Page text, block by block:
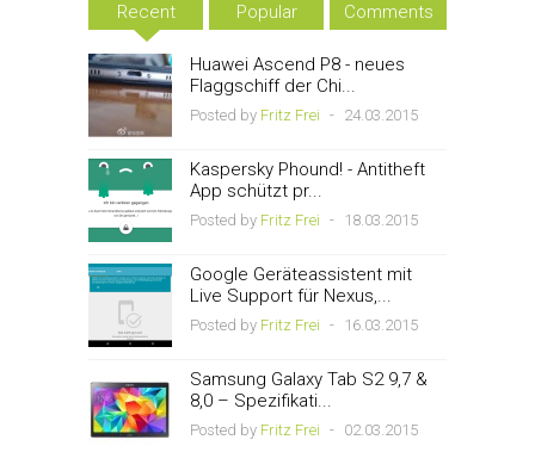
Recent Popular Comments
Huawei Ascend P8 - neues
Flaggschiff der Chi...
Posted by Fritz Frei - 24.03.2015
Kaspersky Phound! - Antitheft
App schützt pr...
Posted by Fritz Frei - 18.03.2015
Google Geräteassistent mit
Live Support für Nexus,...
Posted by Fritz Frei - 16.03.2015
Samsung Galaxy Tab S2 9,7 &
8,0 – Spezifikati...
Posted by Fritz Frei - 02.03.2015